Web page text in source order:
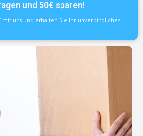
und 50€ sparen!
mit uns und erhalten Sie Ihr unverbindliches